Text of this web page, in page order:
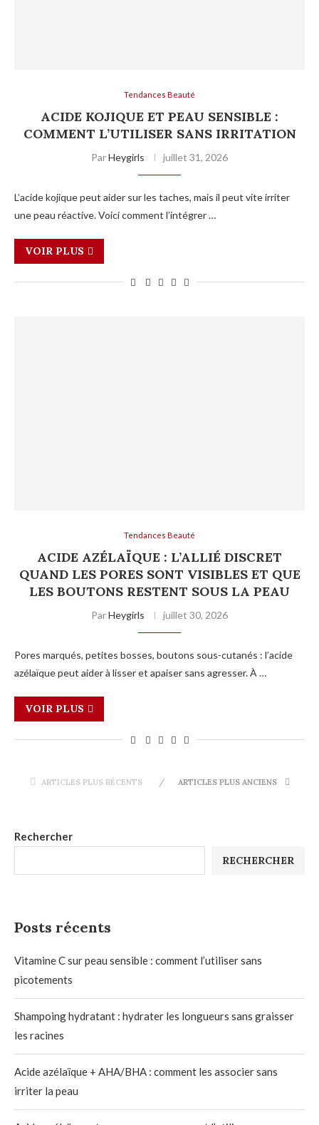
Tendances Beauté
ACIDE KOJIQUE ET PEAU SENSIBLE :
COMMENT L’UTILISER SANS IRRITATION
ParHeygirls juillet 31, 2026
L’acide kojique peut aider sur les taches, mais il peut vite irriter
une peau réactive. Voici comment l’intégrer …
VOIR PLUS
Tendances Beauté
ACIDE AZÉLAÏQUE : L’ALLIÉ DISCRET
QUAND LES PORES SONT VISIBLES ET QUE
LES BOUTONS RESTENT SOUS LA PEAU
ParHeygirls juillet 30, 2026
Pores marqués, petites bosses, boutons sous-cutanés : l’acide
azélaïque peut aider à lisser et apaiser sans agresser. À …
VOIR PLUS
ARTICLES PLUS RÉCENTS ARTICLES PLUS ANCIENS
Rechercher
RECHERCHER
Posts récents
Vitamine C sur peau sensible : comment l’utiliser sans
picotements
Shampoing hydratant : hydrater les longueurs sans graisser
les racines
Acide azélaïque + AHA/BHA : comment les associer sans
irriter la peau